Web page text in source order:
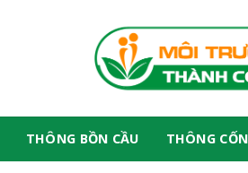
THÔNG BỒN CẦU THÔNG